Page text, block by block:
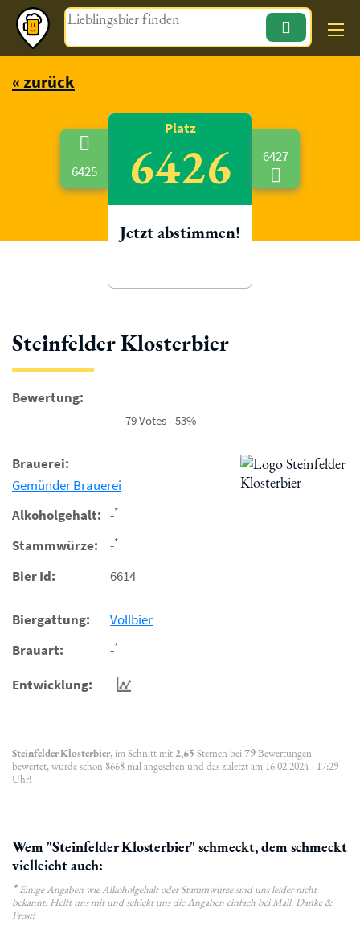
Magazin
« zurück
Steinfelder Klosterbier
Bewertung:
79 Votes - 53%
Brauerei:
Gemünder Brauerei
Alkoholgehalt: -*
Stammwürze: -*
Bier Id: 6614
Biergattung:
Vollbier
Brauart:
-*
Entwicklung:
Steinfelder Klosterbier, im Schnitt mit 2,65 Sternen bei79Bewertungen
bewertet, wurde schon 8668 mal angesehen und das zuletzt am 16.02.2024 - 17:29
Uhr!
Wem "Steinfelder Klosterbier" schmeckt, dem schmeckt
vielleicht auch:
*Einige Angaben wie Alkoholgehalt oder Stammwürze sind uns leider nicht
bekannt. Helft uns mit und schickt uns die Angaben einfach bei Mail. Danke &
Prost!
6425
Platz
6426
Jetzt abstimmen!
6427